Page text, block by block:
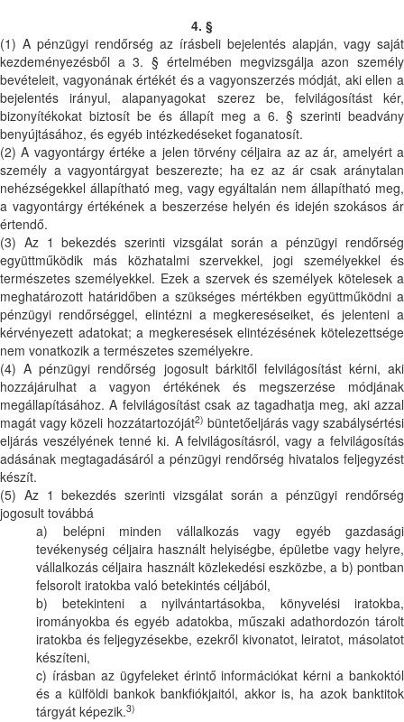
4. §
(1) A pénzügyi rendőrség az írásbeli bejelentés alapján, vagy saját
kezdeményezésből a 3. § értelmében megvizsgálja azon személy
bevételeit, vagyonának értékét és a vagyonszerzés módját, aki ellen a
bejelentés irányul, alapanyagokat szerez be, felvilágosítást kér,
bizonyítékokat biztosít be és állapít meg a 6. § szerinti beadvány
benyújtásához, és egyéb intézkedéseket foganatosít.
(2) A vagyontárgy értéke a jelen törvény céljaira az az ár, amelyért a
személy a vagyontárgyat beszerezte; ha ez az ár csak aránytalan
nehézségekkel állapítható meg, vagy egyáltalán nem állapítható meg,
a vagyontárgy értékének a beszerzése helyén és idején szokásos ár
értendő.
(3) Az 1 bekezdés szerinti vizsgálat során a pénzügyi rendőrség
együttműködik más közhatalmi szervekkel, jogi személyekkel és
természetes személyekkel. Ezek a szervek és személyek kötelesek a
meghatározott határidőben a szükséges mértékben együttműködni a
pénzügyi rendőrséggel, elintézni a megkereséseiket, és jelenteni a
kérvényezett adatokat; a megkeresések elintézésének kötelezettsége
nem vonatkozik a természetes személyekre.
(4) A pénzügyi rendőrség jogosult bárkitől felvilágosítást kérni, aki
hozzájárulhat a vagyon értékének és megszerzése módjának
megállapításához. A felvilágosítást csak az tagadhatja meg, aki azzal
magát vagy közeli hozzátartozóját2) büntetőeljárás vagy szabálysértési
eljárás veszélyének tenné ki. A felvilágosításról, vagy a felvilágosítás
adásának megtagadásáról a pénzügyi rendőrség hivatalos feljegyzést
készít.
(5) Az 1 bekezdés szerinti vizsgálat során a pénzügyi rendőrség
jogosult továbbá
a) belépni minden vállalkozás vagy egyéb gazdasági
tevékenység céljaira használt helyiségbe, épületbe vagy helyre,
vállalkozás céljaira használt közlekedési eszközbe, a b) pontban
felsorolt iratokba való betekintés céljából,
b) betekinteni a nyilvántartásokba, könyvelési iratokba,
irományokba és egyéb adatokba, műszaki adathordozón tárolt
iratokba és feljegyzésekbe, ezekről kivonatot, leiratot, másolatot
készíteni,
c) írásban az ügyfeleket érintő információkat kérni a bankoktól
és a külföldi bankok bankfiókjaitól, akkor is, ha azok banktitok
tárgyát képezik.3)